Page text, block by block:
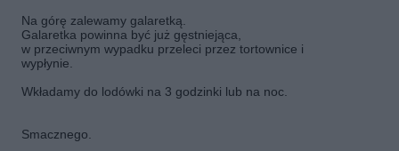
Na górę zalewamy galaretką.
Galaretka powinna być już gęstniejąca,
w przeciwnym wypadku przeleci przez tortownice i
wypłynie.
Wkładamy do lodówki na 3 godzinki lub na noc.
Smacznego.